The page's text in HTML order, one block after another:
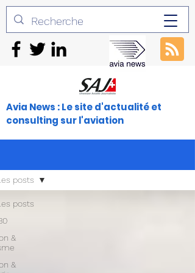
Avia News : Le site d'actualité et
consulting sur l'aviation
posts
&
&
posts